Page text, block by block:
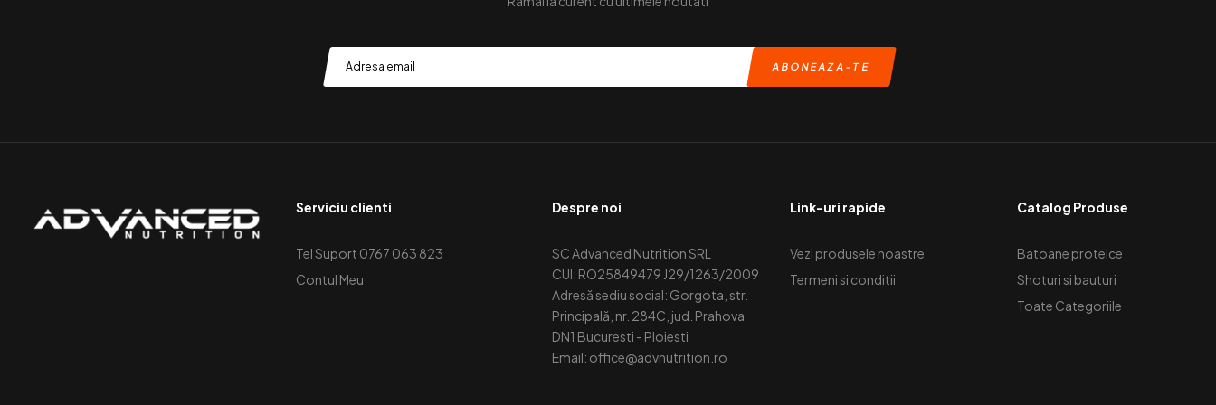
Serviciu clienti
Tel Suport 0767 063 823
Contul Meu
Despre noi
SC Advanced Nutrition SRL
CUI: RO25849479 J29/1263/2009
Adresă sediu social: Gorgota, str.
Principală, nr. 284C, jud. Prahova
DN1 Bucuresti - Ploiesti
Email: office@advnutrition.ro
Link-uri rapide
Vezi produsele noastre
Termeni si conditii
Catalog Produse
Batoane proteice
Shoturi si bauturi
Toate Categoriile